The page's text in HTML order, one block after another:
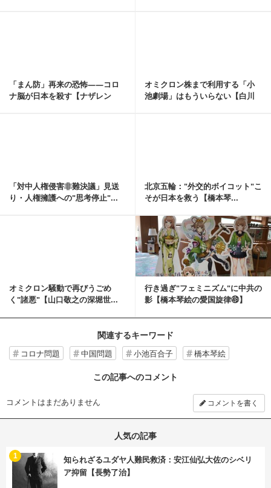
「まん防」再来の恐怖――コロ
ナ脳が日本を殺す【ナザレン
オミクロン株まで利用する「小
池劇場」はもういらない【白川
「対中人権侵害非難決議」見送
り・人権擁護への"思考停止"...
北京五輪："外交的ボイコット"こ
そが日本を救う【橋本琴...
オミクロン騒動で再びうごめ
く"諸悪"【山口敬之の深堀世...
行き過ぎ"フェミニズム"に中共の
影【橋本琴絵の愛国旋律㊾】
関連するキーワード
コロナ問題 中国問題 小池百合子 橋本琴絵
この記事へのコメント
コメントはまだありません コメントを書く
人気の記事
知られざるユダヤ人難民救済：安江仙弘大佐のシベリ
ア抑留【長勢了治】
1